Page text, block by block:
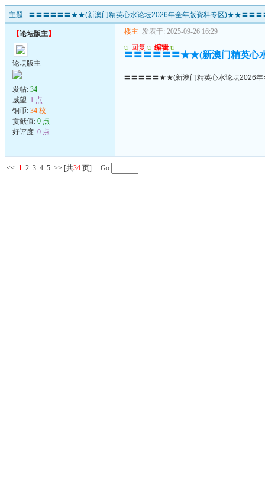
主题 : 〓〓〓〓〓〓★★(新澳门精英心水论坛2026年全年版资料专区)★★〓〓〓
【论坛版主】
论坛版主
发帖: 34
威望: 1 点
铜币: 34 枚
贡献值: 0 点
好评度: 0 点
楼主 发表于: 2025-09-26 16:29
u 回复 u 编辑 u
〓〓〓〓〓〓★★(新澳门精英心
〓〓〓〓〓★★(新澳门精英心水论坛2026
<< 1 2 3 4 5 >> [共34 页] Go